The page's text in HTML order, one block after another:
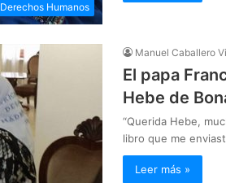
Derechos Humanos
Manuel Caballero
El papa
Hebe de
“Querida Hebe,
libro que me
Leer más »